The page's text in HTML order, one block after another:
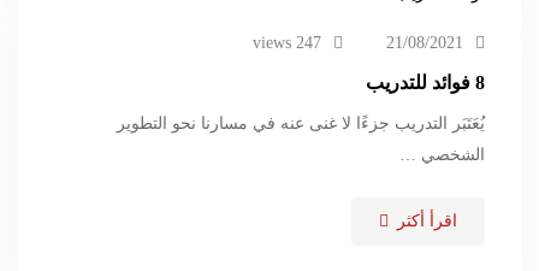
21/08/2021
247 views
8 فوائد للتدريب
يُعَتَبَر التدريب جزءًا لا غنى عنه في مسارنا نحو التطوير
الشخصي …
اقرأ أكثر